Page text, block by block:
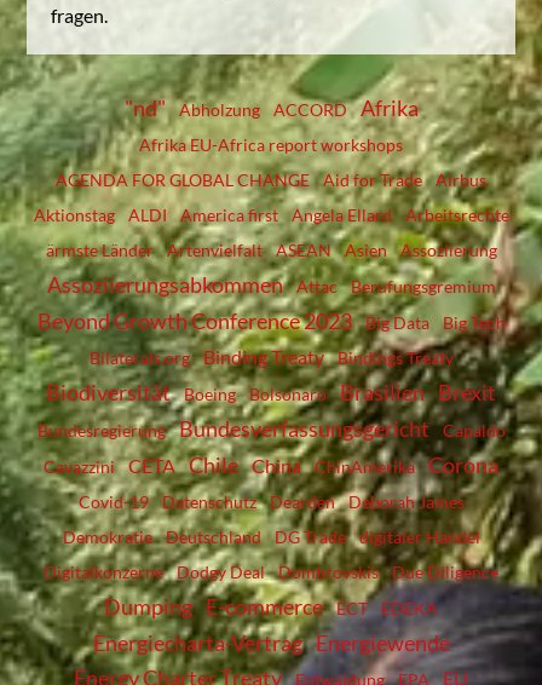
fragen.
"nd" Abholzung ACCORD Afrika
Afrika EU-Africa report workshops
AGENDA FOR GLOBAL CHANGE
Aid for Trade
Airbus
Aktionstag
ALDI America first Angela Ellard
Arbeitsrechte
ärmste Länder
Artenvielfalt ASEAN Asien Assoziierung
Assoziierungsabkommen Attac Berufungsgremium
Beyond Growth Conference 2023 Big Data
Big Tech
Bilaterals.org
Binding Treaty Bindings Treaty
Biodiversität Boeing Bolsonaro Brasilien Brexit
Bundesregierung Bundesverfassungsgericht
Capaldo
Cavazzini
CETA Chile China ChinAmerika Corona
Covid-19 Datenschutz Dearden
Deborah James
Demokratie
Deutschland DG Trade
digitaler Handel
Digitalkonzerne
Dodgy Deal Dombrovskis Due Diligence
Dumping E-commerce ECT EDEKA
Energiecharta-Vertrag Energiewende
Energy Charter Treaty
Entwaldung EPA EU